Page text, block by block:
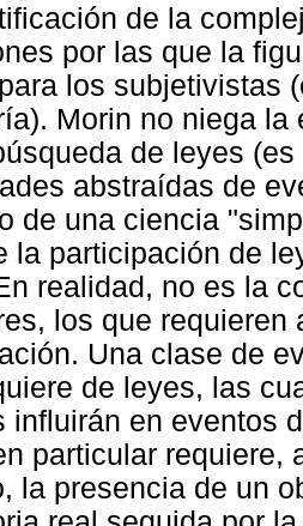
de la
por las que la
los subjetivistas
Morin no niega
de leyes
abstraídas de
de una ciencia
la participación de
realidad, no es la
los que
Una clase de
de leyes, las
influirán en eventos
particular requiere,
la presencia de un